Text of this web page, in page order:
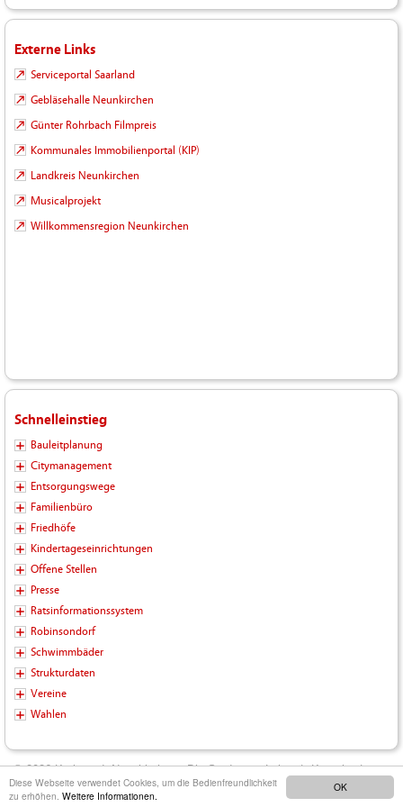
OK
Diese Webseite verwendet Cookies, um die Bedienfreundlichkeit
zu erhöhen. Weitere Informationen.
Externe Links
Serviceportal Saarland
Gebläsehalle Neunkirchen
Günter Rohrbach Filmpreis
Kommunales Immobilienportal (KIP)
Landkreis Neunkirchen
Musicalprojekt
Willkommensregion Neunkirchen
Schnelleinstieg
Bauleitplanung
Citymanagement
Entsorgungswege
Familienbüro
Friedhöfe
Kindertageseinrichtungen
Offene Stellen
Presse
Ratsinformationssystem
Robinsondorf
Schwimmbäder
Strukturdaten
Vereine
Wahlen
© 2026 Kreisstadt Neunkirchen - Die Stadt zum Leben | Kontakt |
Impressum
| Datenschutz | Barrierefreiheit | Inhalt